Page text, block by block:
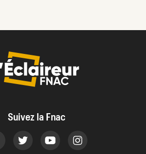
Suivez la Fnac